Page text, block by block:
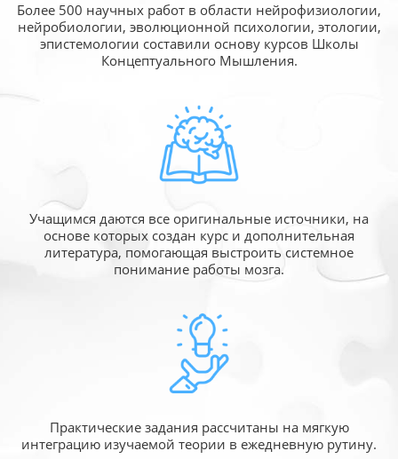
Более 500 научных работ в области нейрофизиологии,
нейробиологии, эволюционной психологии, этологии,
эпистемологии составили основу курсов Школы
Концептуального Мышления.
Учащимся даются все оригинальные источники, на
основе которых создан курс и дополнительная
литература, помогающая выстроить системное
понимание работы мозга.
Практические задания рассчитаны на мягкую
интеграцию изучаемой теории в ежедневную рутину.